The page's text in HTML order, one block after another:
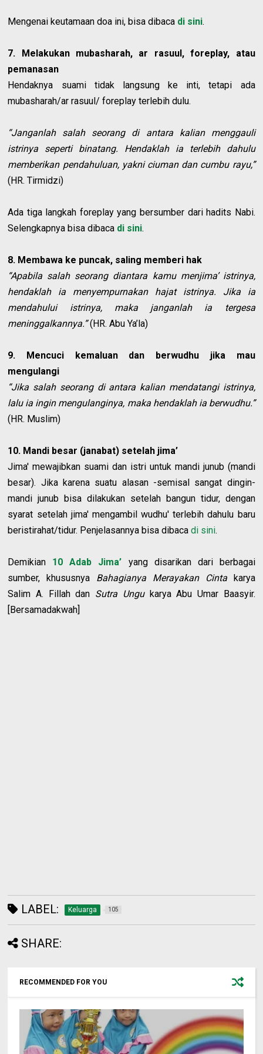
Mengenai keutamaan doa ini, bisa dibaca di sini.
7. Melakukan mubasharah, ar rasuul, foreplay, atau
pemanasan
Hendaknya suami tidak langsung ke inti, tetapi ada
mubasharah/ar rasuul/ foreplay terlebih dulu.
“Janganlah salah seorang di antara kalian menggauli
istrinya seperti binatang. Hendaklah ia terlebih dahulu
memberikan pendahuluan, yakni ciuman dan cumbu rayu,”
(HR. Tirmidzi)
Ada tiga langkah foreplay yang bersumber dari hadits Nabi.
Selengkapnya bisa dibaca di sini.
8. Membawa ke puncak, saling memberi hak
“Apabila salah seorang diantara kamu menjima’ istrinya,
hendaklah ia menyempurnakan hajat istrinya. Jika ia
mendahului istrinya, maka janganlah ia tergesa
meninggalkannya.”(HR. Abu Ya’la)
9. Mencuci kemaluan dan berwudhu jika mau
mengulangi
“Jika salah seorang di antara kalian mendatangi istrinya,
lalu ia ingin mengulanginya, maka hendaklah ia berwudhu.”
(HR. Muslim)
10. Mandi besar (janabat) setelah jima’
Jima' mewajibkan suami dan istri untuk mandi junub (mandi
besar). Jika karena suatu alasan -semisal sangat dingin-
mandi junub bisa dilakukan setelah bangun tidur, dengan
syarat setelah jima' mengambil wudhu' terlebih dahulu baru
beristirahat/tidur. Penjelasannya bisa dibacadi sini.
Demikian 10 Adab Jima’ yang disarikan dari berbagai
sumber, khususnya Bahagianya Merayakan Cintakarya
Salim A. Fillah dan Sutra Ungukarya Abu Umar Baasyir.
[Bersamadakwah]
LABEL: Keluarga 105
SHARE:
RECOMMENDED FOR YOU